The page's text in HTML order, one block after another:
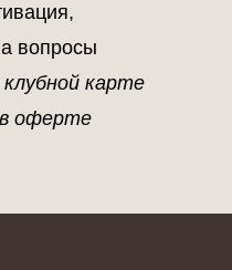
вопросы
клубной карте
оферте